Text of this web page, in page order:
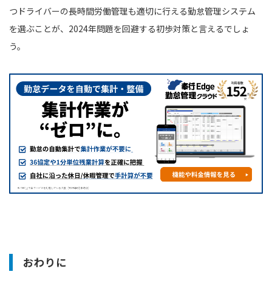
つドライバーの長時間労働管理も適切に行える勤怠管理システム
を選ぶことが、2024年問題を回避する初歩対策と言えるでしょ
う。
おわりに